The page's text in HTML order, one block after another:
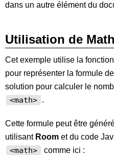
dans un autre élément du
Utilisation de
Cet exemple utilise la fonction
pour représenter la formule de
solution pour calculer le
<math> .
Cette formule peut être
utilisant Room et du code
<math> comme ici :